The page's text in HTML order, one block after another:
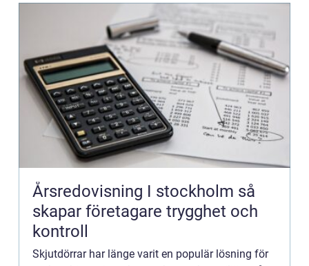
Årsredovisning I stockholm så
skapar företagare trygghet och
kontroll
Skjutdörrar har länge varit en populär lösning för